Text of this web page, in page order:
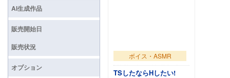
ボイス・ASMR
TSしたならHしたい!
AI生成作品
販売開始日
販売状況
オプション